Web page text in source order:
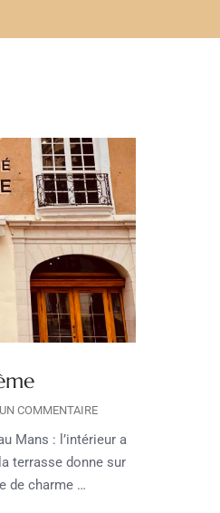
COMMENTAIRE
Mans : l’intérieur a
terrasse donne sur
de charme …